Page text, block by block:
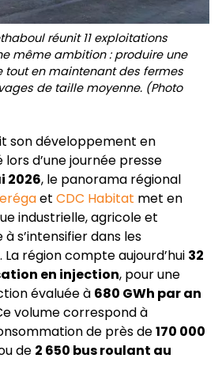
réunit 11 exploitations
même ambition : produire une
tout en maintenant des fermes
de taille moyenne. (Photo
son développement en
d’une journée presse
2026, le panorama régional
et CDC Habitat met en
industrielle, agricole et
s’intensifier dans les
région compte aujourd’hui 32
en injection, pour une
évaluée à 680 GWh par an
volume correspond à
de près de170 000
de 2 650 bus roulant au